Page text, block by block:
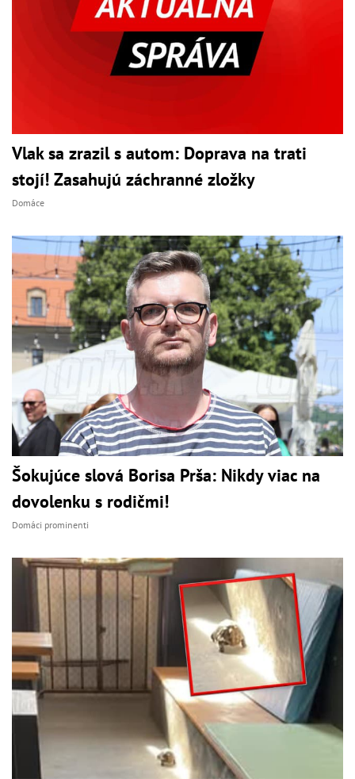
Vlak sa zrazil s autom: Doprava na trati
stojí! Zasahujú záchranné zložky
Domáce
Šokujúce slová Borisa Prša: Nikdy viac na
dovolenku s rodičmi!
Domáci prominenti